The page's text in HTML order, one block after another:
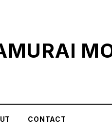
CONTACT